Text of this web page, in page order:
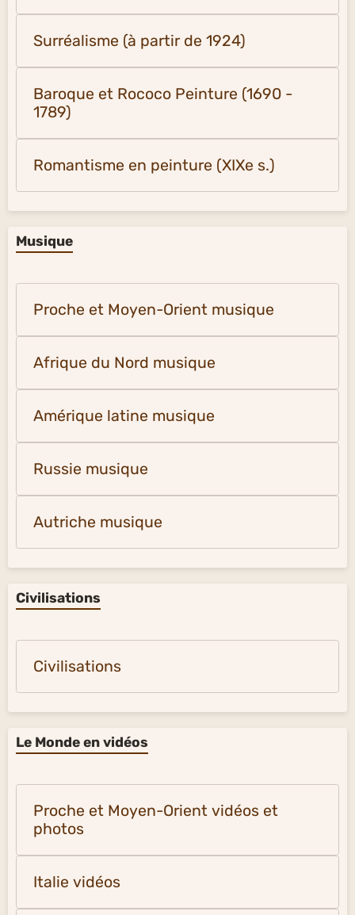
Surréalisme (à partir de 1924)
Baroque et Rococo Peinture (1690 -
1789)
Romantisme en peinture (XIXe s.)
Musique
Proche et Moyen-Orient musique
Afrique du Nord musique
Amérique latine musique
Russie musique
Autriche musique
Civilisations
Civilisations
Le Monde en vidéos
Proche et Moyen-Orient vidéos et
photos
Italie vidéos